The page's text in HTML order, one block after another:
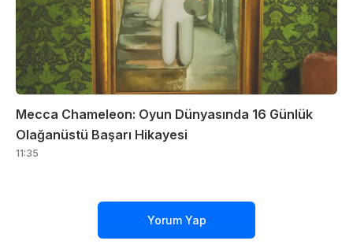
Mecca Chameleon: Oyun Dünyasında 16 Günlük
Olağanüstü Başarı Hikayesi
11:35
Yorum Yap